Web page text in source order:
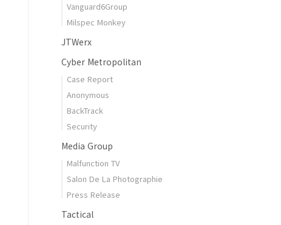
Vanguard6Group
Milspec Monkey
JTWerx
Cyber Metropolitan
Case Report
Anonymous
BackTrack
Security
Media Group
Malfunction TV
Salon De La Photographie
Press Release
Tactical